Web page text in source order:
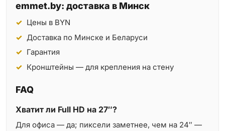
emmet.by: доставка в Минск
Цены в BYN
Доставка по Минске и Беларуси
Гарантия
Кронштейны — для крепления на стену
FAQ
Хватит ли Full HD на 27″?
Для офиса — да; пиксели заметнее, чем на 24″ —